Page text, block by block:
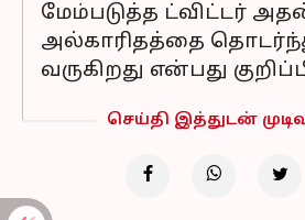
மேம்படுத்த ட்விட்டர்
அல்காரிதத்தை தொடர்ந்து
வருகிறது என்பது
செய்தி இத்துடன்